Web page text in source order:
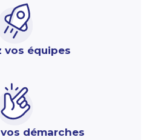
vos équipes
démarches